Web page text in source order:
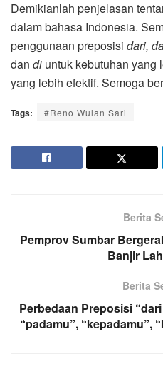
Demikianlah penjelasan
dalam bahasa Indonesia.
penggunaan preposisi dari,
dan di untuk kebutuhan yang
yang lebih efektif. Semoga
Tags: #Reno Wulan Sari
Berita
Pemprov Sumbar
Banjir
Berita
Perbedaan Preposisi
“padamu”, “kepadamu”,